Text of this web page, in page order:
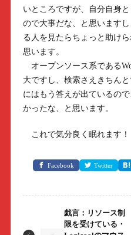
いところですが、自分自身
ので大事だな、と思いますし
る人を見たらちょっと助け
思います。
オープンソース系である
大ですし、検索さえきちん
にはもう答えが出ているの
かったな、と思います。
これで気分良く眠れます！
Facebook Twitter
戯言：リソース制
限を受けている・